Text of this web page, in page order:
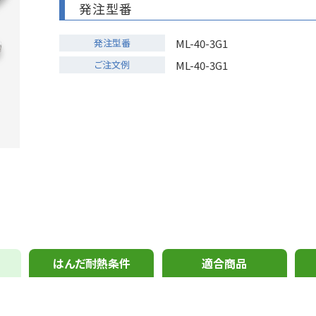
発注型番
発注型番 ML-40-3G1
ご注文例 ML-40-3G1
はんだ耐熱条件 適合商品